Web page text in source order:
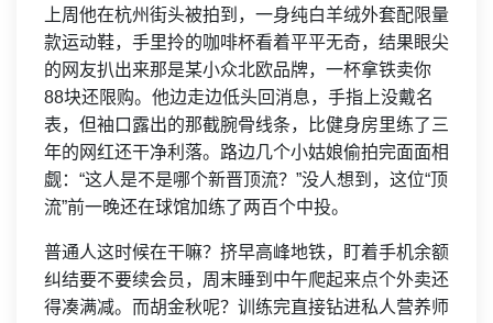
上周他在杭州街头被拍到，一身纯白羊绒外套配限量
款运动鞋，手里拎的咖啡杯看着平平无奇，结果眼尖
的网友扒出来那是某小众北欧品牌，一杯拿铁卖你
88块还限购。他边走边低头回消息，手指上没戴名
表，但袖口露出的那截腕骨线条，比健身房里练了三
年的网红还干净利落。路边几个小姑娘偷拍完面面相
觑：“这人是不是哪个新晋顶流？”没人想到，这位“顶
流”前一晚还在球馆加练了两百个中投。
普通人这时候在干嘛？挤早高峰地铁，盯着手机余额
纠结要不要续会员，周末睡到中午爬起来点个外卖还
得凑满减。而胡金秋呢？训练完直接钻进私人营养师